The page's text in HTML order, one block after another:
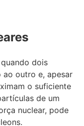
dois
ao outro e, apesar
o suficiente
de um
nuclear, pode